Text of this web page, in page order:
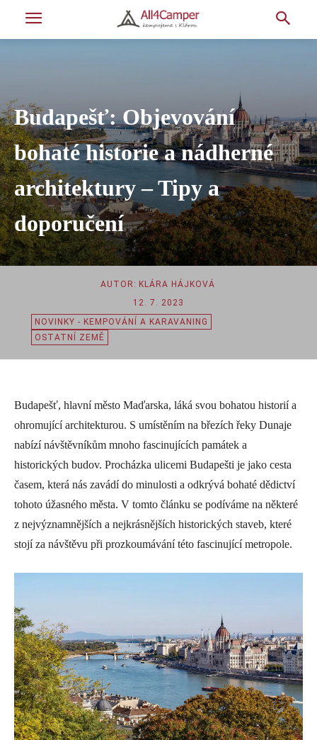
Budapešť: Objevování
bohaté historie a nádherné
architektury – Tipy a
doporučení
AUTOR: KLÁRA HÁJKOVÁ
12. 7. 2023
NOVINKY - KEMPOVÁNÍ A KARAVANING
OSTATNÍ ZEMĚ
Budapešť, hlavní město Maďarska, láká svou bohatou historií a
ohromující architekturou. S umístěním na březích řeky Dunaje
nabízí návštěvníkům mnoho fascinujících památek a
historických budov. Procházka ulicemi Budapešti je jako cesta
časem, která nás zavádí do minulosti a odkrývá bohaté dědictví
tohoto úžasného města. V tomto článku se podíváme na některé
z nejvýznamnějších a nejkrásnějších historických staveb, které
stojí za návštěvu při prozkoumávání této fascinující metropole.